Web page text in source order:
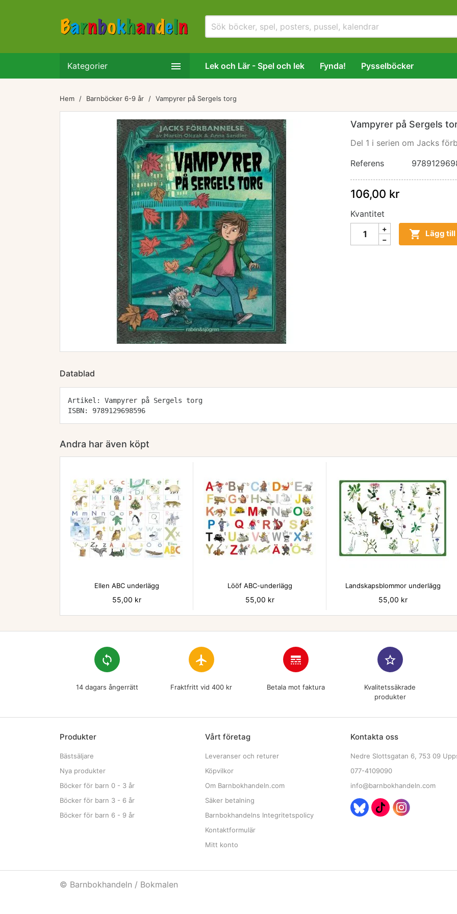
Kategorier  Lek och Lär - Spel och lek Fynda! Pysselböcker
Hem Barnböcker 6-9 år Vampyrer på Sergels torg
Vampyrer på Sergels
Del 1 i serien om Jacks
Referens
106,00 kr
Kvantitet
 Lägg
Datablad
Artikel: Vampyrer på Sergels torg
ISBN: 9789129698596
Andra har även köpt

Ellen ABC underlägg
Pris
55,00 kr

Lööf ABC-underlägg
Pris
55,00 kr
Landskapsblommor underlägg
Pris
55,00 kr
loop
14 dagars ångerrätt
flight
Fraktfritt vid 400 kr
line_style
Betala mot faktura
star_border
Kvalitetssäkrade
produkter
Produkter
Bästsäljare
Nya produkter
Böcker för barn 0 - 3 år
Böcker för barn 3 - 6 år
Böcker för barn 6 - 9 år
Vårt företag
Leveranser och returer
Köpvilkor
Om Barnbokhandeln.com
Säker betalning
Barnbokhandelns Integritetspolicy
Kontaktformulär
Mitt konto
Kontakta oss
Nedre Slottsgatan 6, 753 09
077-4109090
info@barnbokhandeln.com
© Barnbokhandeln / Bokmalen